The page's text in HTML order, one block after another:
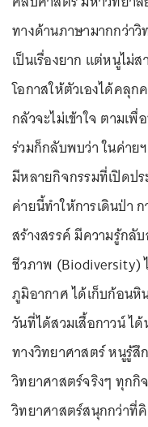
ทางด้านภาษามากกว่า
เป็นเรื่องยาก แต่หนูไม่
โอกาสให้ตัวเองได้คลุ
กลัวจะไม่เข้าใจ ตามเ
ร่วมก็กลับพบว่า ในค่าย
มีหลายกิจกรรมที่เปิดป
ค่ายนี้ทำให้การเดินป่า ก
สร้างสรรค์ มีความรู้กลั
ชีวภาพ (Biodiversity)
ภูมิอากาศ ได้เก็บก้อนหิ
วันที่ได้สวมเสื้อกาวน์
ทางวิทยาศาสตร์ หนูรู้สึ
วิทยาศาสตร์จริงๆ ทุกกิ
วิทยาศาสตร์สนุกกว่าที่